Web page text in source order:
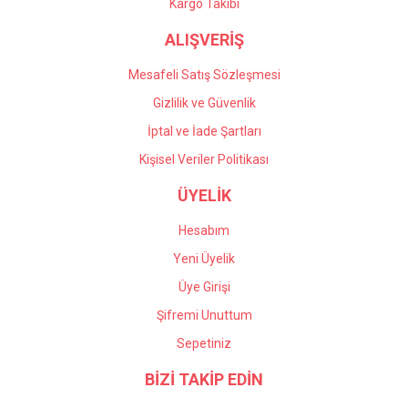
Kargo Takibi
ALIŞVERİŞ
Mesafeli Satış Sözleşmesi
Gizlilik ve Güvenlik
İptal ve İade Şartları
Kişisel Veriler Politikası
ÜYELİK
Hesabım
Yeni Üyelik
Üye Girişi
Şifremi Unuttum
Sepetiniz
BİZİ TAKİP EDİN